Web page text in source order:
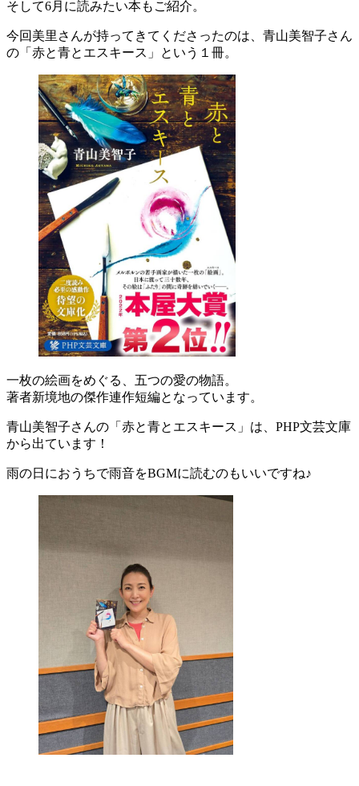
そして6月に読みたい本もご紹介。
今回美里さんが持ってきてくださったのは、青山美智子さん
の「赤と青とエスキース」という１冊。
一枚の絵画をめぐる、五つの愛の物語。
著者新境地の傑作連作短編となっています。
青山美智子さんの「赤と青とエスキース」は、PHP文芸文庫
から出ています！
雨の日におうちで雨音をBGMに読むのもいいですね♪